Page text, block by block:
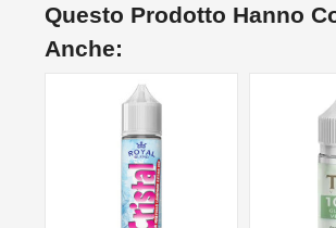
Questo Prodotto Hanno
Anche: